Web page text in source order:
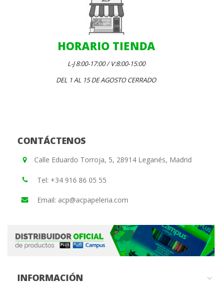
HORARIO TIENDA
L-J 8:00-17:00 / V:8:00-15:00
DEL 1 AL 15 DE AGOSTO CERRADO
CONTÁCTENOS
Calle Eduardo Torroja, 5, 28914 Leganés, Madrid
Tel: +34 916 86 05 55
Email: acp@acpapeleria.com
INFORMACIÓN 